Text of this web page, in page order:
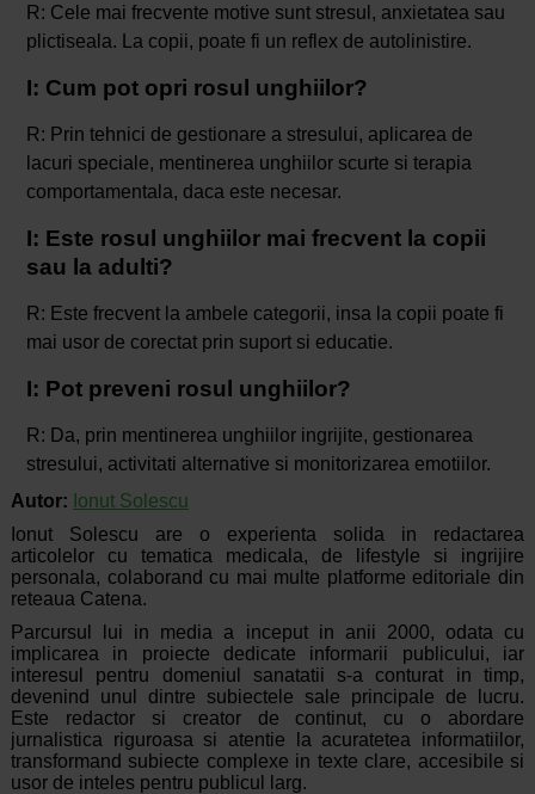
R: Cele mai frecvente motive sunt stresul, anxietatea sau
plictiseala. La copii, poate fi un reflex de autolinistire.
I: Cum pot opri rosul unghiilor?
R: Prin tehnici de gestionare a stresului, aplicarea de
lacuri speciale, mentinerea unghiilor scurte si terapia
comportamentala, daca este necesar.
I: Este rosul unghiilor mai frecvent la copii
sau la adulti?
R: Este frecvent la ambele categorii, insa la copii poate fi
mai usor de corectat prin suport si educatie.
I: Pot preveni rosul unghiilor?
R: Da, prin mentinerea unghiilor ingrijite, gestionarea
stresului, activitati alternative si monitorizarea emotiilor.
Autor: Ionut Solescu
Ionut Solescu are o experienta solida in redactarea
articolelor cu tematica medicala, de lifestyle si ingrijire
personala, colaborand cu mai multe platforme editoriale din
reteaua Catena.
Parcursul lui in media a inceput in anii 2000, odata cu
implicarea in proiecte dedicate informarii publicului, iar
interesul pentru domeniul sanatatii s-a conturat in timp,
devenind unul dintre subiectele sale principale de lucru.
Este redactor si creator de continut, cu o abordare
jurnalistica riguroasa si atentie la acuratetea informatiilor,
transformand subiecte complexe in texte clare, accesibile si
usor de inteles pentru publicul larg.